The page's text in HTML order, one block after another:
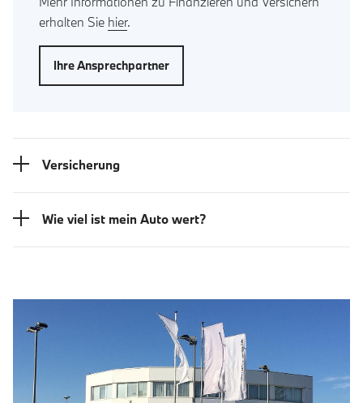
erhalten Sie hier.
Ihre Ansprechpartner
Versicherung
Wie viel ist mein Auto wert?